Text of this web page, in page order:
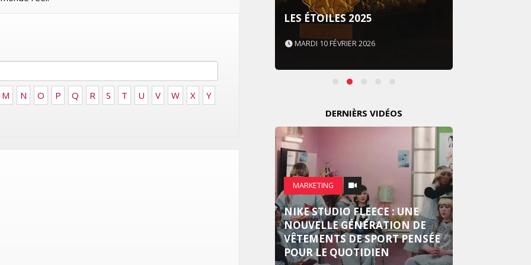
M N O P Q R S T U V W X
Y
LES ÉTOILES 2025
MARDI 10 FÉVRIER 2026
DERNIÈRS VIDÉOS
MARKETING
NIKE STUDIO FLEECE : UNE
NOUVELLE GÉNÉRATION DE
VÊTEMENTS DE SPORT PENSÉE
POUR LE QUOTIDIEN